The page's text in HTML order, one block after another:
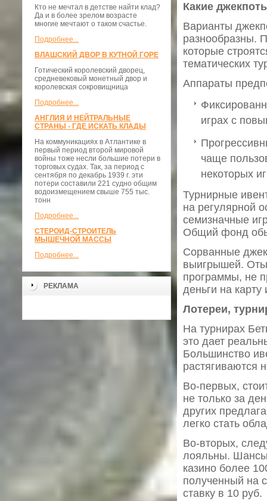
Кто не мечтал в детстве найти клад?
Да и в более зрелом возрасте
многие мечтают о таком счастье.
Подробнее...
ВЛАШСКИЙ ДВОР В КУТНОЙ ГОРЕ
Готический королевский дворец,
средневековый монетный двор и
королевская сокровищница
Подробнее...
АНГЛИЯ И НЕЙТРАЛЬНЫЕ
СТРАНЫ - ГДЕ ИСКАТЬ КЛАДЫ
На коммуникациях в Атлантике в
первый период второй мировой
войны тоже несли большие потери в
торговых судах. Так, за период с
сентября по декабрь 1939 г. эти
потери составили 221 судно общим
водоизмещением свыше 755 тыс.
тонн
Подробнее...
СТЕРОИД-СТРОИТЕЛЬ
МЫШЕЧНОЙ МАССЫ
Подробнее...
РЕКЛАМА
Какие
Варианты
разнообразны.
которые
тематических
Аппараты
играх с
чаще
некоторых
Турнирные
на регулярной
семизначные
Общий фонд
Сорванные
выигрышей.
программы, не
деньги на
Лотереи,
На турнирах
это дает
Большинство
растягиваются
Во-первых,
не только за
других
легко стать
Во-вторых,
лояльны. Шансы
казино более
полученный на
ставку в 10 руб.